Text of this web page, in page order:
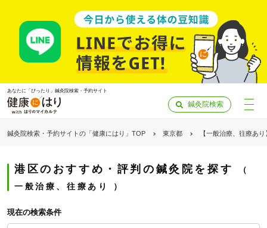
あなたに「ぴったり」鍼灸院検索・予約サイト
鍼灸院検索
鍼灸院検索・予約サイトの「健康にはり」TOP 東京都 【一般治療、往療あ
港区のおすすめ・評判の鍼灸院を探す
一般治療、往療あり
現在の検索条件